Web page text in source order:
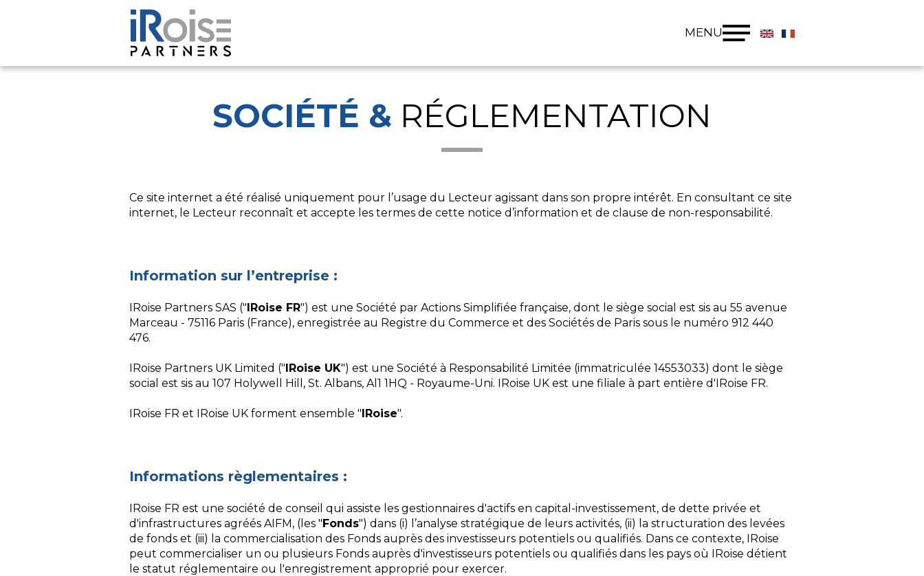
MENU
SOCIÉTÉ & RÉGLEMENTATION
Ce site internet a été réalisé uniquement pour l’usage du Lecteur agissant dans son propre intérêt. En consultant ce site
internet, le Lecteur reconnaît et accepte les termes de cette notice d’information et de clause de non-responsabilité.
Information sur l’entreprise :
IRoise Partners SAS ("IRoise FR") est une Société par Actions Simplifiée française, dont le siège social est sis au 55 avenue
Marceau - 75116 Paris (France), enregistrée au Registre du Commerce et des Sociétés de Paris sous le numéro 912 440
476.
IRoise Partners UK Limited ("IRoise UK") est une Société à Responsabilité Limitée (immatriculée 14553033) dont le siège
social est sis au 107 Holywell Hill, St. Albans, Al1 1HQ - Royaume-Uni. IRoise UK est une filiale à part entière d'IRoise FR.
IRoise FR et IRoise UK forment ensemble "IRoise".
Informations règlementaires :
IRoise FR est une société de conseil qui assiste les gestionnaires d'actifs en capital-investissement, de dette privée et
d'infrastructures agréés AIFM, (les "Fonds") dans (i) l’analyse stratégique de leurs activités, (ii) la structuration des levées
de fonds et (iii) la commercialisation des Fonds auprès des investisseurs potentiels ou qualifiés. Dans ce contexte, IRoise
peut commercialiser un ou plusieurs Fonds auprès d'investisseurs potentiels ou qualifiés dans les pays où IRoise détient
le statut réglementaire ou l'enregistrement approprié pour exercer.
Panneau de gestion des cookies